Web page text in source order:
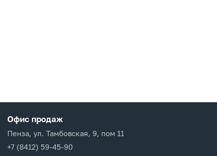
Офис продаж
Пенза, ул. Тамбовская, 9, пом 11
+7 (8412) 59-45-90